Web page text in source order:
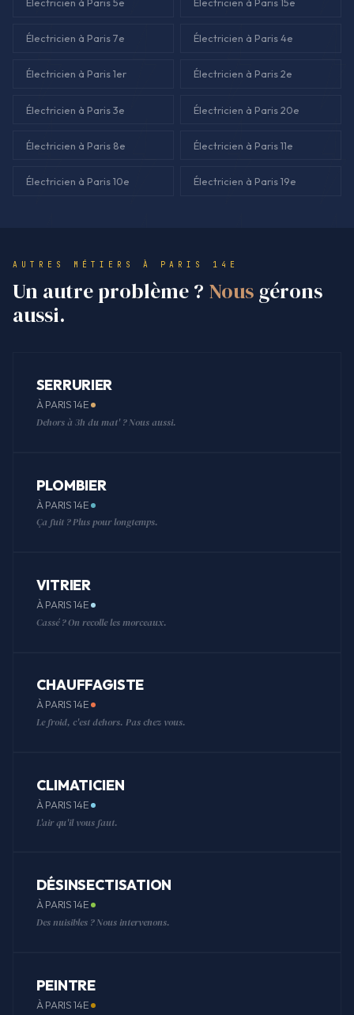
Électricien à Paris 7e Électricien à Paris 4e
Électricien à Paris 1er Électricien à Paris 2e
Électricien à Paris 3e Électricien à Paris 20e
Électricien à Paris 8e Électricien à Paris 11e
Électricien à Paris 10e Électricien à Paris 19e
AUTRES MÉTIERS À PARIS 14E
Un autre problème ? Nousgérons
aussi.
SERRURIER
À PARIS 14E
Dehors à 3h du mat' ? Nous aussi.
PLOMBIER
À PARIS 14E
Ça fuit ? Plus pour longtemps.
VITRIER
À PARIS 14E
Cassé ? On recolle les morceaux.
CHAUFFAGISTE
À PARIS 14E
Le froid, c'est dehors. Pas chez vous.
CLIMATICIEN
À PARIS 14E
L'air qu'il vous faut.
DÉSINSECTISATION
À PARIS 14E
Des nuisibles ? Nous intervenons.
PEINTRE
À PARIS 14E